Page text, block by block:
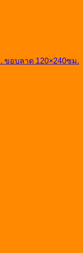
อบลาด 120×240ซม.